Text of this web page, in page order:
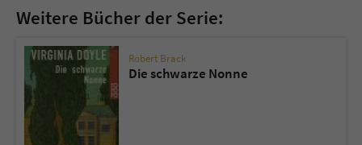
Weitere Bücher der Serie:
Robert Brack
Die schwarze Nonne